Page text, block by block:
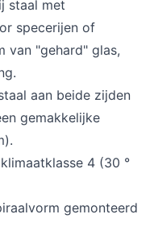
staal met
specerijen of
van "gehard" glas,
aan beide zijden
gemakkelijke
4 (30 °
gemonteerd